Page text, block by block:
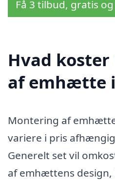
Få 3 tilbud, gratis
Hvad
af emhætte
Montering af
variere i pris
Generelt set vil
af emhættens